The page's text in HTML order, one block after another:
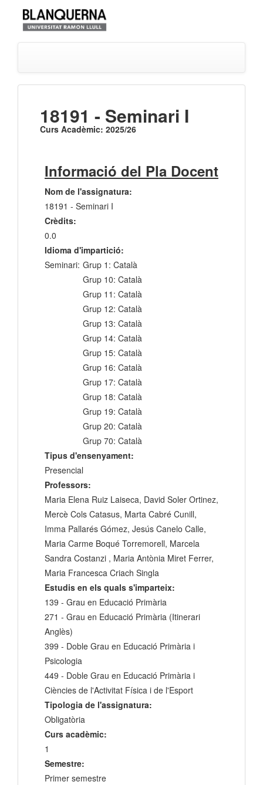
18191 - Seminari I
Curs Acadèmic: 2025/26
Informació del Pla Docent
Nom de l'assignatura:
18191 - Seminari I
Crèdits:
0.0
Idioma d'impartició:
Seminari: Grup 1: Català
Grup 10: Català
Grup 11: Català
Grup 12: Català
Grup 13: Català
Grup 14: Català
Grup 15: Català
Grup 16: Català
Grup 17: Català
Grup 18: Català
Grup 19: Català
Grup 20: Català
Grup 70: Català
Tipus d'ensenyament:
Presencial
Professors:
Maria Elena Ruiz Laiseca, David Soler Ortinez,
Mercè Cols Catasus, Marta Cabré Cunill,
Imma Pallarés Gómez, Jesús Canelo Calle,
Maria Carme Boqué Torremorell, Marcela
Sandra Costanzi , Maria Antònia Miret Ferrer,
Maria Francesca Criach Singla
Estudis en els quals s'imparteix:
139 - Grau en Educació Primària
271 - Grau en Educació Primària (Itinerari
Anglès)
399 - Doble Grau en Educació Primària i
Psicologia
449 - Doble Grau en Educació Primària i
Ciències de l'Activitat Física i de l'Esport
Tipologia de l'assignatura:
Obligatòria
Curs acadèmic:
1
Semestre:
Primer semestre